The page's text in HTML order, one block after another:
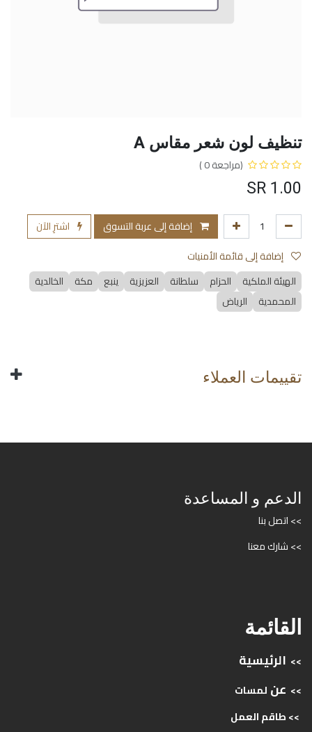
تنظيف لون شعر مقاس A
(مراجعة 0 )
1.00
إضافة إلى عربة التسوق
اشترِ الآن
الهيئة الملكية
الحزام سلطانة العزيزية ينبع مكة
الخالدية
المحمدية
الرياض
تقييمات العملاء
الدعم و المساعدة
>> اتصل بنا
>> شارك معنا
القائمة
>> الرئيسية
>> عن لمسات
>> طاقمالعمل